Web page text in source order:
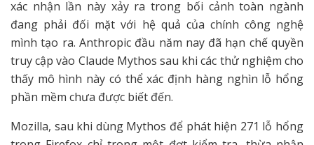
xác nhận lần này xảy ra trong bối cảnh toàn ngành
đang phải đối mặt với hệ quả của chính công nghệ
mình tạo ra. Anthropic đầu năm nay đã hạn chế quyền
truy cập vào Claude Mythos sau khi các thử nghiệm cho
thấy mô hình này có thể xác định hàng nghìn lỗ hổng
phần mềm chưa được biết đến.
Mozilla, sau khi dùng Mythos để phát hiện 271 lỗ hổng